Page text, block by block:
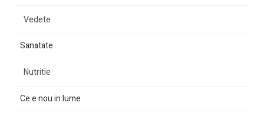
Vedete
Sanatate
Nutritie
Ce e nou in lume